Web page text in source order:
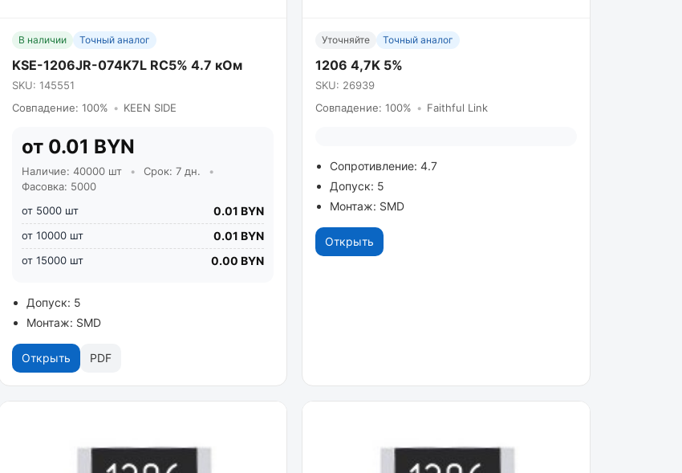
В наличии Точный аналог
KSE-1206JR-074K7L RC5% 4.7 кОм
SKU: 145551
Совпадение: 100% • KEEN SIDE
от 0.01 BYN
Наличие: 40000 шт • Срок: 7 дн.
•
Фасовка: 5000
от 5000 шт
0.01 BYN
от 10000 шт 0.01 BYN
от 15000 шт 0.00 BYN
Допуск: 5
Монтаж: SMD
Открыть PDF
Уточняйте Точный аналог
1206 4,7K 5%
SKU: 26939
Совпадение: 100% • Faithful Link
Сопротивление: 4.7
Допуск: 5
Монтаж: SMD
Открыть